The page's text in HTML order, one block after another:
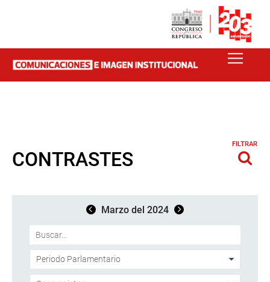
CONTRASTES
FILTRAR
Marzo del 2024